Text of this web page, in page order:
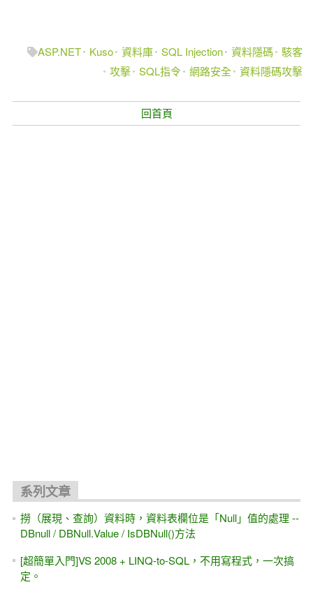
ASP.NET Kuso 資料庫 SQL Injection 資料隱碼 駭客
攻擊 SQL指令 網路安全 資料隱碼攻擊
回首頁
系列文章
撈（展現、查詢）資料時，資料表欄位是「Null」值的處理 --
DBnull / DBNull.Value / IsDBNull()方法
[超簡單入門]VS 2008 + LINQ-to-SQL，不用寫程式，一次搞
定。